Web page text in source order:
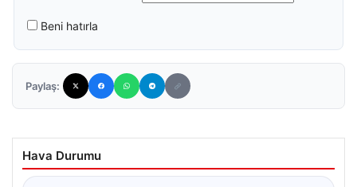
Beni hatırla
Paylaş:
Hava Durumu